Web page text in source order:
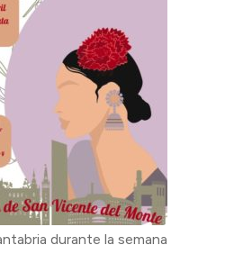
durante la semana